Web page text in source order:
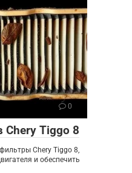
0
Chery Tiggo 8
Chery Tiggo 8,
и обеспечить